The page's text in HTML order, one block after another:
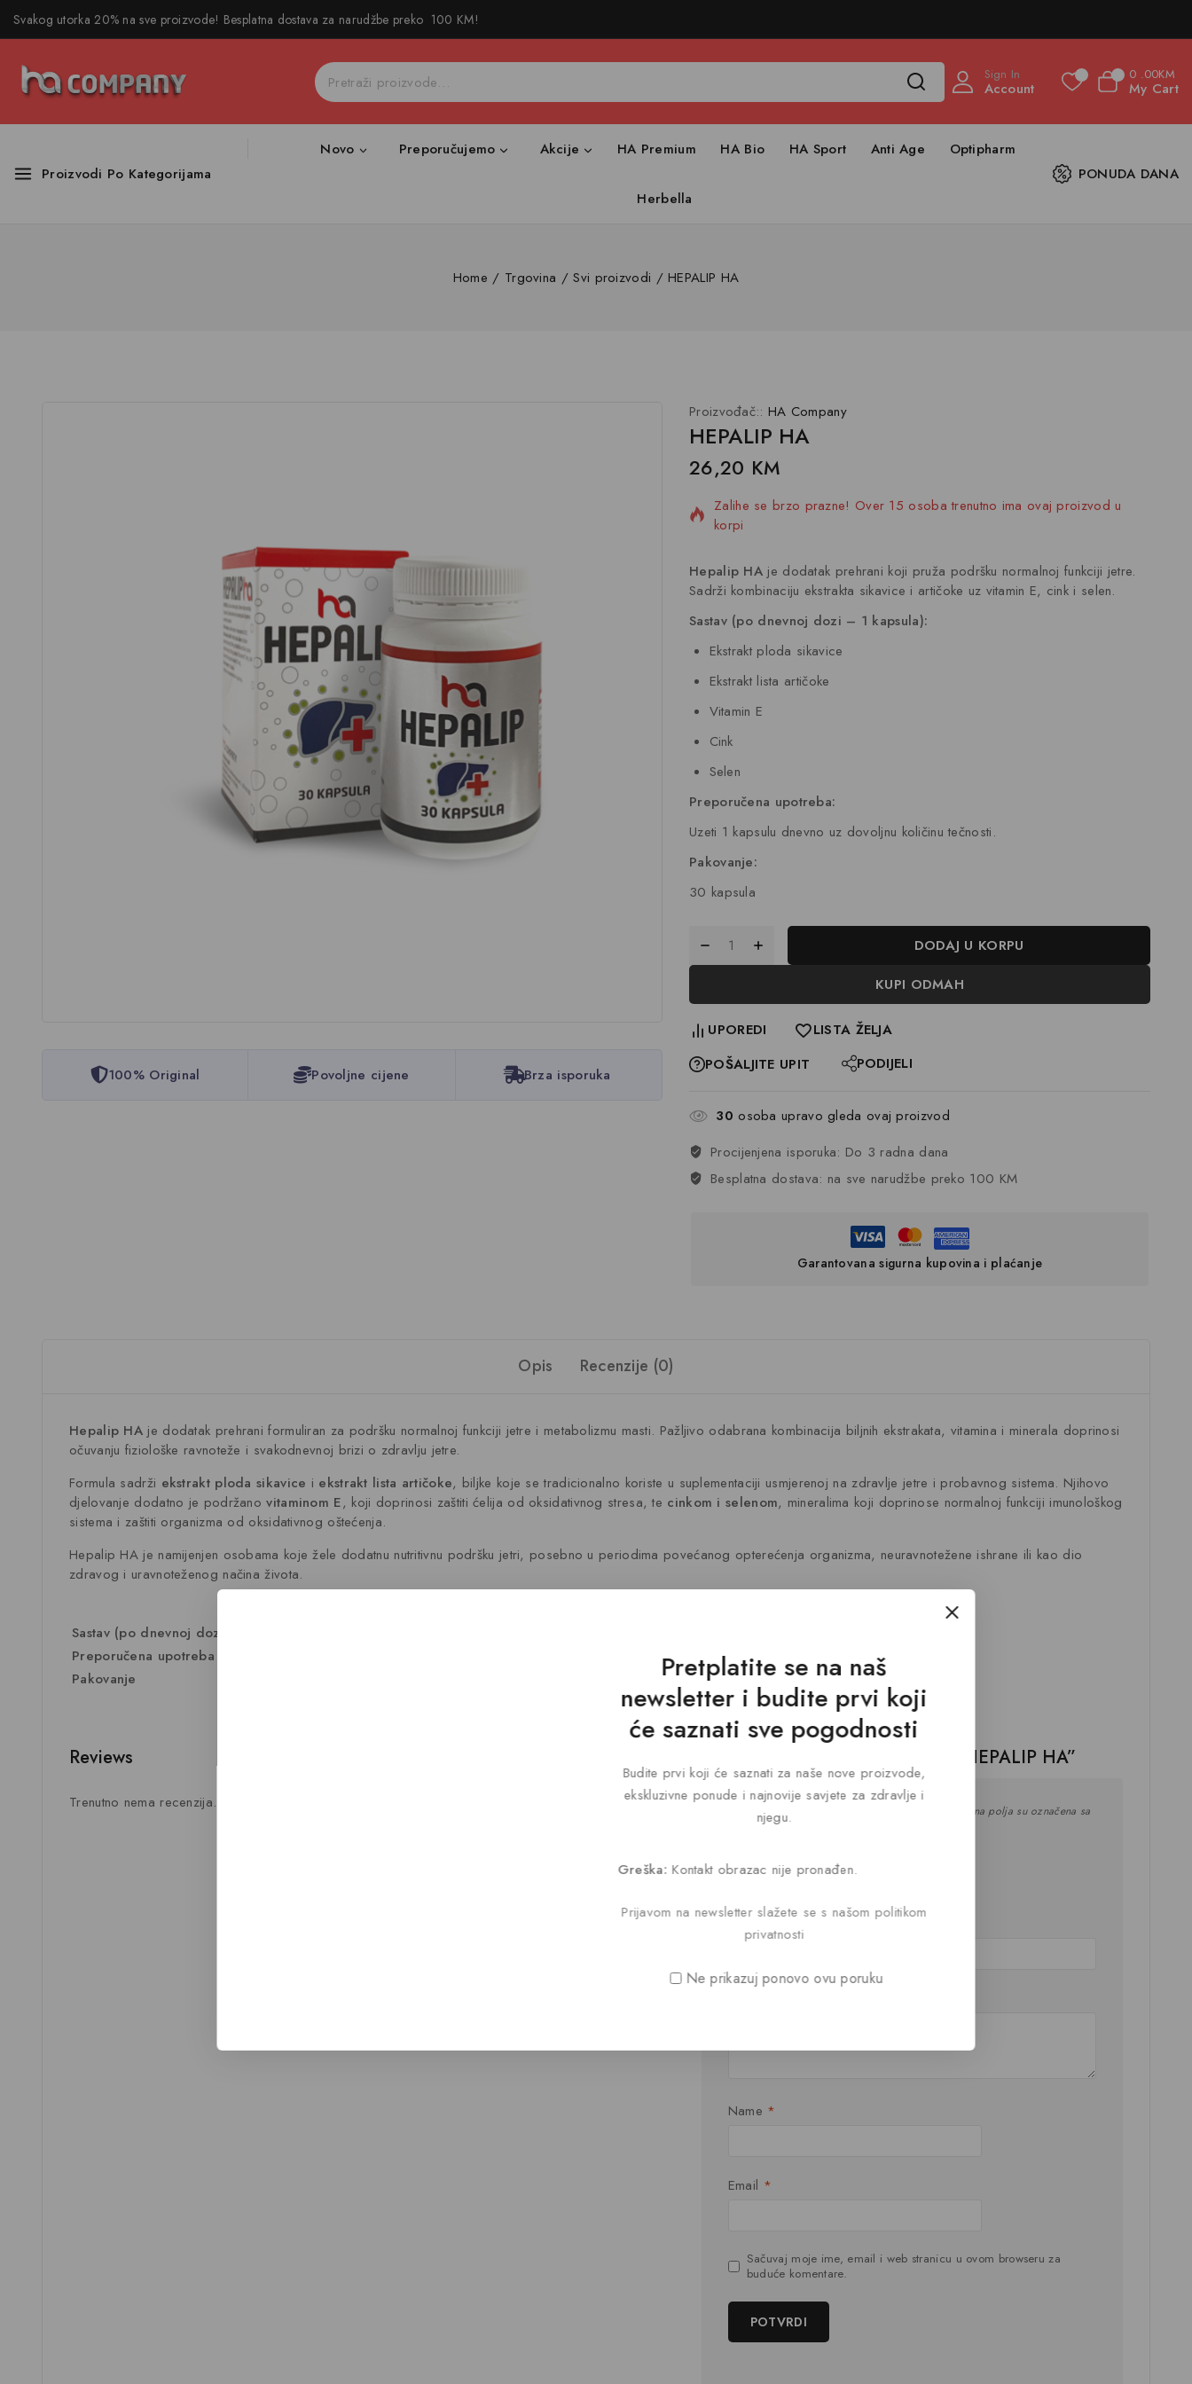
Svakog utorka 20% na sve proizvode! Besplatna dostava za narudžbe preko 100 KM!
Sign In
Account
0 0 0 .00KM
My Cart
Proizvodi Po Kategorijama
Novo Preporučujemo Akcije HA Premium HA Bio HA Sport Anti Age Optipharm
Herbella
PONUDA DANA
Home / Trgovina / Svi proizvodi / HEPALIP HA
100% Original Povoljne cijene Brza isporuka
Proizvođač:: HA Company
HEPALIP HA
26,20 KM
11 proizvoda prodano u zadnjih 12 sat
Zalihe se brzo prazne! Over 15 osoba trenutno ima ovaj proizvod u
korpi
Hepalip HA je dodatak prehrani koji pruža podršku normalnoj funkciji jetre.
Sadrži kombinaciju ekstrakta sikavice i artičoke uz vitamin E, cink i selen.
Sastav (po dnevnoj dozi – 1 kapsula):
Ekstrakt ploda sikavice
Ekstrakt lista artičoke
Vitamin E
Cink
Selen
Preporučena upotreba:
Uzeti 1 kapsulu dnevno uz dovoljnu količinu tečnosti.
Pakovanje:
30 kapsula
DODAJ U KORPU
KUPI ODMAH
UPOREDI
LISTA ŽELJA
POŠALJITE UPIT
PODIJELI
30 osoba upravo gleda ovaj proizvod
Procijenjena isporuka: Do 3 radna dana
Besplatna dostava: na sve narudžbe preko 100 KM
Garantovana sigurna kupovina i plaćanje
Opis Recenzije (0)
Hepalip HA je dodatak prehrani formuliran za podršku normalnoj funkciji jetre i metabolizmu masti. Pažljivo odabrana kombinacija biljnih ekstrakata, vitamina i minerala doprinosi
očuvanju fiziološke ravnoteže i svakodnevnoj brizi o zdravlju jetre.
Formula sadrži ekstrakt ploda sikavice i ekstrakt lista artičoke, biljke koje se tradicionalno koriste u suplementaciji usmjerenoj na zdravlje jetre i probavnog sistema. Njihovo
djelovanje dodatno je podržanovitaminom E, koji doprinosi zaštiti ćelija od oksidativnog stresa, te cinkom i selenom, mineralima koji doprinose normalnoj funkciji imunološkog
sistema i zaštiti organizma od oksidativnog oštećenja.
Hepalip HA je namijenjen osobama koje žele dodatnu nutritivnu podršku jetri, posebno u periodima povećanog opterećenja organizma, neuravnotežene ishrane ili kao dio
zdravog i uravnoteženog načina života.
Sastav (po dnevnoj dozi – 1 kapsula)
Preporučena upotreba
Uzeti 1 kapsulu dnevno uz dovoljnu količinu tečnosti.
Pakovanje
Reviews
Trenutno nema recenzija.
Budi prvi da ostavi recenziju za “HEPALIP HA”
Vaša email adresa neće biti objavljivana.
Neophodna polja su označena sa
Name *
Email *
Sačuvaj moje ime, email i web stranicu u ovom browseru za
buduće komentare.
Pretplatite se na naš
newsletter i budite prvi koji
će saznati sve pogodnosti
Budite prvi koji će saznati za naše nove proizvode,
ekskluzivne ponude i najnovije savjete za zdravlje i
njegu.
Greška: Kontakt obrazac nije pronađen.
Prijavom na newsletter slažete se s našom politikom
privatnosti
Ne prikazuj ponovo ovu poruku